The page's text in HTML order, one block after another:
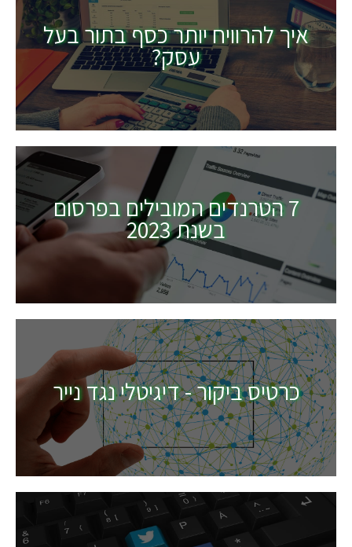
איך להרוויח יותר כסף בתור בעל
עסק?
7 הטרנדים המובילים בפרסום
בשנת 2023
כרטיס ביקור - דיגיטלי נגד נייר